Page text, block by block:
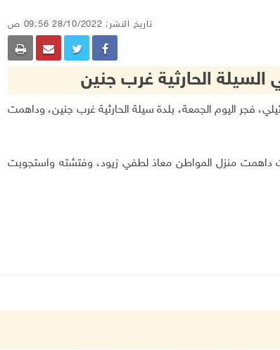
تاريخ النشر: 28/10/2022 09:56 ص
السيلة الحارثية غرب جنين
الإسرائيلي، فجر اليوم الجمعة، بلدة سيلة الحارثية غرب جنين، وداهمت
داهمت منزل المواطن معاذ لطفي زيود، وفتشته واستجوبت